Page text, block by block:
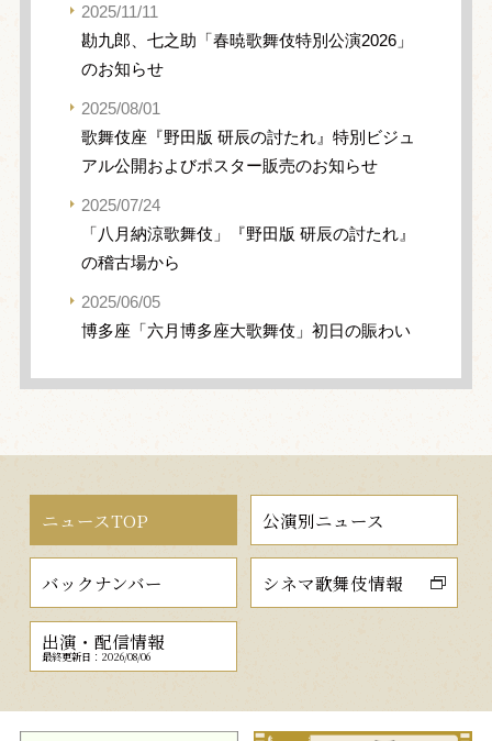
2025/11/11
勘九郎、七之助「春暁歌舞伎特別公演2026」
のお知らせ
2025/08/01
歌舞伎座『野田版 研辰の討たれ』特別ビジュ
アル公開およびポスター販売のお知らせ
2025/07/24
「八月納涼歌舞伎」『野田版 研辰の討たれ』
の稽古場から
2025/06/05
博多座「六月博多座大歌舞伎」初日の賑わい
ニュースTOP 公演別ニュース
バックナンバー シネマ歌舞伎情報
出演・配信情報
最終更新日：2026/08/06